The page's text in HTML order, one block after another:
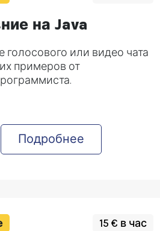
на Java
голосового или видео чата
примеров от
Подробнее
15 € в час